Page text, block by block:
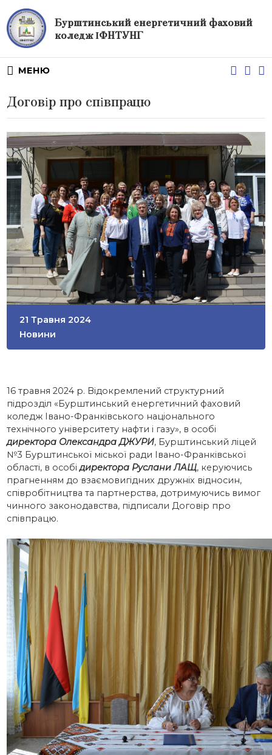
Бурштинський енергетичний фаховий
коледж ІФНТУНГ
МЕНЮ
Договір про співпрацю
21 Травня 2024
Новини
16 травня 2024 р. Відокремлений структурний
підрозділ «Бурштинський енергетичний фаховий
коледж Івано-Франківського національного
технічного університету нафти і газу», в особі
директора Олександра ДЖУРИ, Бурштинський ліцей
№3 Бурштинської міської ради Івано-Франківської
області, в особідиректора Руслани ЛАЩ, керуючись
прагненням до взаємовигідних дружніх відносин,
співробітництва та партнерства, дотримуючись вимог
чинного законодавства, підписали Договір про
співпрацю.